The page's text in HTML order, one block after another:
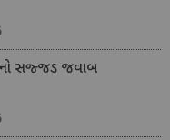
સજ્જડ જવાબ